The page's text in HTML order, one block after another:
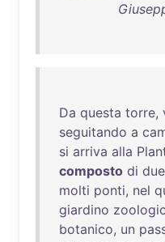
Da questa torre,
seguitando a
si arriva alla
composto di due
molti ponti, nel
giardino
botanico, un